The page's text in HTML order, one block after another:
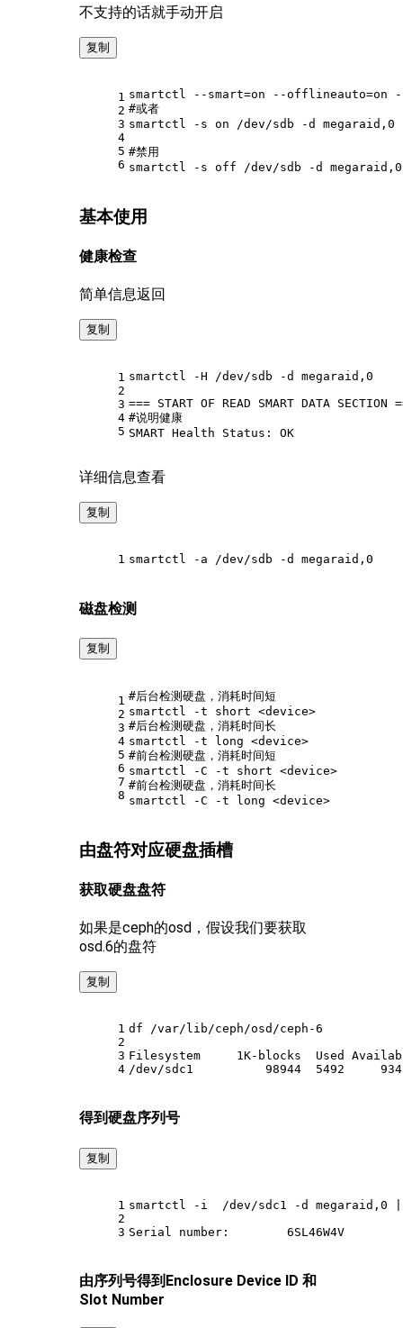
不支持的话就手动开启
复制
1
2
3
4
5
6
smartctl --smart=on --offlineauto=on
#或者
smartctl -s on /dev/sdb -d megaraid,0
#禁用
smartctl -s off /dev/sdb -d megaraid,0
基本使用
健康检查
简单信息返回
复制
1
2
3
4
5
smartctl -H /dev/sdb -d megaraid,0
=== START OF READ SMART DATA SECTION
#说明健康
SMART Health Status: OK
详细信息查看
复制
1 smartctl -a /dev/sdb -d megaraid,0
磁盘检测
复制
1
2
3
4
5
6
7
8
#后台检测硬盘，消耗时间短
smartctl -t short <device>
#后台检测硬盘，消耗时间长
smartctl -t long <device>
#前台检测硬盘，消耗时间短
smartctl -C -t short <device>
#前台检测硬盘，消耗时间长
smartctl -C -t long <device>
由盘符对应硬盘插槽
获取硬盘盘符
如果是ceph的osd，假设我们要获取
osd.6的盘符
复制
1
2
3
4
df /var/lib/ceph/osd/ceph-6
Filesystem     1K-blocks  Used
/dev/sdc1          98944  5492
得到硬盘序列号
复制
1
2
3
smartctl -i  /dev/sdc1 -d megaraid,0
Serial number:        6SL46W4V
由序列号得到Enclosure Device ID 和
Slot Number